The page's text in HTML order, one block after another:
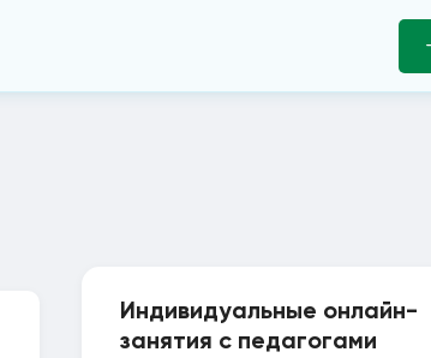
Индивидуальные онлайн-
занятия с педагогами